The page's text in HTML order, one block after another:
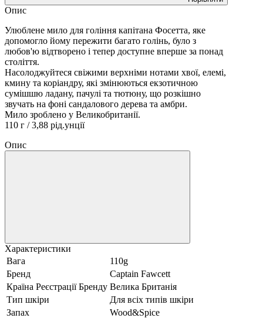
Опис
Улюблене мило для гоління капітана Фосетта, яке
допомогло йому пережити багато голінь, було з
любов'ю відтворено і тепер доступне вперше за понад
століття.
Насолоджуйтеся свіжими верхніми нотами хвої, елемі,
кмину та коріандру, які змінюються екзотичною
сумішшю ладану, пачулі та тютюну, що розкішно
звучать на фоні сандалового дерева та амбри.
Мило зроблено у Великобританії.
110 г / 3,88 рід.унції
Опис
Характеристики
Вага
110g
Бренд
Captain Fawcett
Країна Реєстрації Бренду Велика Британія
Тип шкіри
Для всіх типів шкіри
Запах
Wood&Spice